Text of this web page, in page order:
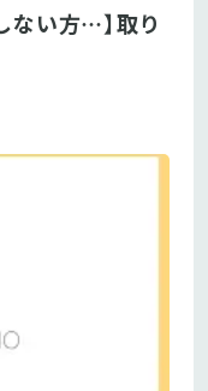
ない方…】取り